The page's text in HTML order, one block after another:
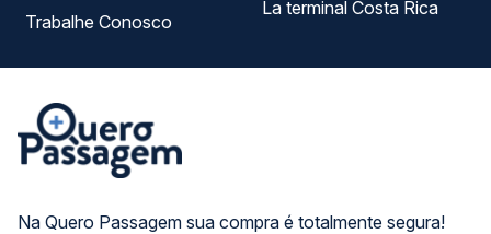
Na Quero Passagem sua compra é totalmente segura!
Trabalhe Conosco
La terminal Costa Rica